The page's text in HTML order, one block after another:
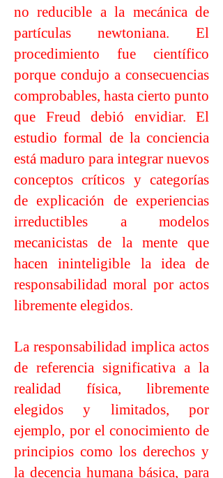
no reducible a la mecánica de
partículas newtoniana. El
procedimiento fue científico
porque condujo a consecuencias
comprobables, hasta cierto punto
que Freud debió envidiar. El
estudio formal de la conciencia
está maduro para integrar nuevos
conceptos críticos y categorías
de explicación de experiencias
irreductibles a modelos
mecanicistas de la mente que
hacen ininteligible la idea de
responsabilidad moral por actos
libremente elegidos.
La responsabilidad implica actos
de referencia significativa a la
realidad física, libremente
elegidos y limitados, por
ejemplo, por el conocimiento de
principios como los derechos y
la decencia humana básica, para